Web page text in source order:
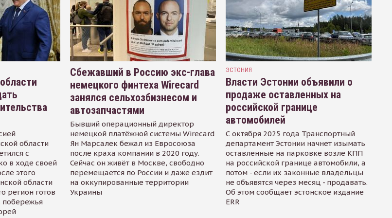
области
с
в ходе своей
этого
области
регион готов
побережья
Сбежавший в Россию экс-глава
немецкого финтеха Wirecard
занялся сельхозбизнесом и
автозапчастями
Бывший операционный директор
немецкой платёжной системы Wirecard
Ян Марсалек бежал из Евросоюза
после краха компании в 2020 году.
Сейчас он живёт в Москве, свободно
перемещается по России и даже ездит
на оккупированные территории
Украины
ЭСТОНИЯ
Власти Эстонии объявили о
продаже оставленных на
российской границе
автомобилей
С октября 2025 года Транспортный
департамент Эстонии начнет изымать
оставленные на парковке возле КПП
на российской границе автомобили, а
потом - если их законные владельцы
не объявятся через месяц - продавать.
Об этом сообщает эстонское издание
ERR